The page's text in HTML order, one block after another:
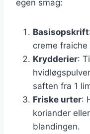
egen smag:
Basisopskrift
creme
Krydderier:
saften fra 1
Friske urter:
koriander
blandingen.